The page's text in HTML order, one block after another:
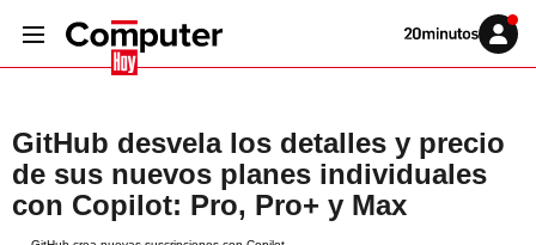
Volver
Iniciar
sesión
GitHub desvela los detalles y precio
de sus nuevos planes individuales
con Copilot: Pro, Pro+ y Max